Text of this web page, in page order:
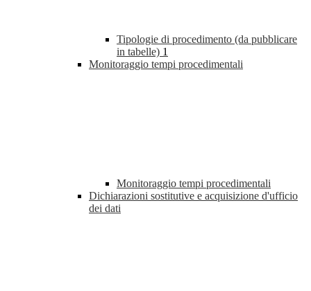
Tipologie di procedimento (da pubblicare
in tabelle) 1
Monitoraggio tempi procedimentali
Monitoraggio tempi procedimentali
Dichiarazioni sostitutive e acquisizione d'ufficio
dei dati